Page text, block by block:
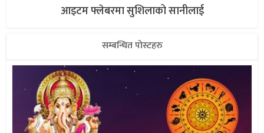
आइटम फ्लेबरमा सुशिलाको सानीलाई
सम्बन्धित पोस्टहरु